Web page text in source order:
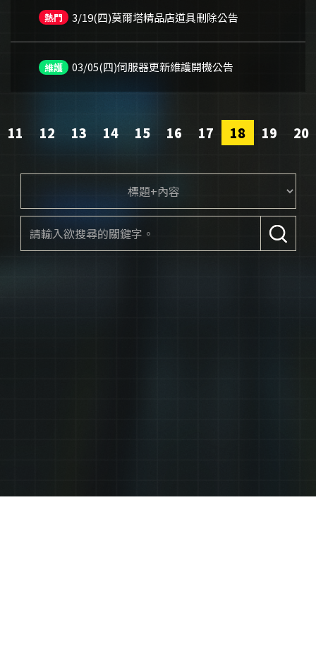
熱門 3/19(四)莫爾塔精品店道具刪除公告
維護 03/05(四)伺服器更新維護開機公告
11 12 13 14 15 16 17 18 19 20